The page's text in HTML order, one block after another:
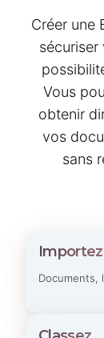
Créer une
Vous
obtenir
vos
sans
Importez
Documents,